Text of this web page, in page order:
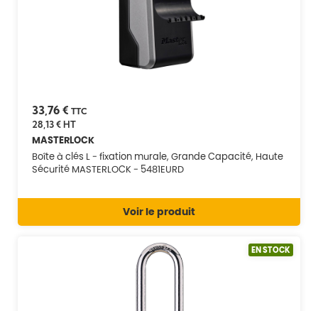
33,76 € TTC
28,13 €HT
MASTERLOCK
Boîte à clés L - fixation murale, Grande Capacité, Haute
Sécurité MASTERLOCK - 5481EURD
Voir le produit
EN STOCK